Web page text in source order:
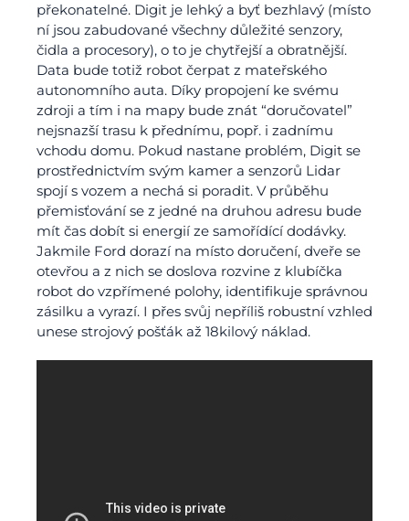
překonatelné. Digit je lehký a byť bezhlavý (místo
ní jsou zabudované všechny důležité senzory,
čidla a procesory), o to je chytřejší a obratnější.
Data bude totiž robot čerpat z mateřského
autonomního auta. Díky propojení ke svému
zdroji a tím i na mapy bude znát “doručovatel”
nejsnazší trasu k přednímu, popř. i zadnímu
vchodu domu. Pokud nastane problém, Digit se
prostřednictvím svým kamer a senzorů Lidar
spojí s vozem a nechá si poradit. V průběhu
přemisťování se z jedné na druhou adresu bude
mít čas dobít si energií ze samořídící dodávky.
Jakmile Ford dorazí na místo doručení, dveře se
otevřou a z nich se doslova rozvine z klubíčka
robot do vzpřímené polohy, identifikuje správnou
zásilku a vyrazí. I přes svůj nepříliš robustní vzhled
unese strojový pošťák až 18kilový náklad.